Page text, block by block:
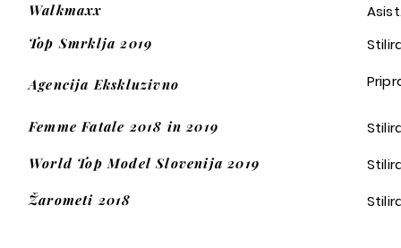
Walkmaxx
Top Smrklja 2019
Agencija Ekskluzivno
Femme Fatale 2018 in 2019
World Top Model Slovenija 2019
Žarometi 2018